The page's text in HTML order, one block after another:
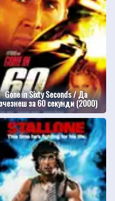
Gone in Sixty Seconds / Да
за 60 секунди (2000)